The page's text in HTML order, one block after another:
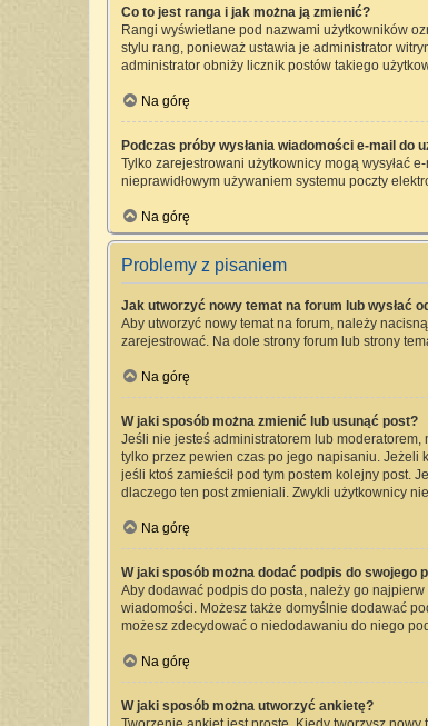
Co to jest ranga i jak można ją zmienić?
Rangi wyświetlane pod nazwami użytkowników
stylu rang, ponieważ ustawia je administrator
administrator obniży licznik postów takiego
Na górę
Podczas próby wysłania wiadomości e-mail do
Tylko zarejestrowani użytkownicy mogą wysyłać
nieprawidłowym używaniem systemu poczty
Na górę
Problemy z pisaniem
Jak utworzyć nowy temat na forum lub wysłać
Aby utworzyć nowy temat na forum, należy
zarejestrować. Na dole strony forum lub strony
Na górę
W jaki sposób można zmienić lub usunąć post?
Jeśli nie jesteś administratorem lub
tylko przez pewien czas po jego napisaniu. Jeżeli
jeśli ktoś zamieścił pod tym postem kolejny post.
dlaczego ten post zmieniali. Zwykli użytkownicy
Na górę
W jaki sposób można dodać podpis do swojego
Aby dodawać podpis do posta, należy go
wiadomości. Możesz także domyślnie dodawać
możesz zdecydować o niedodawaniu do niego
Na górę
W jaki sposób można utworzyć ankietę?